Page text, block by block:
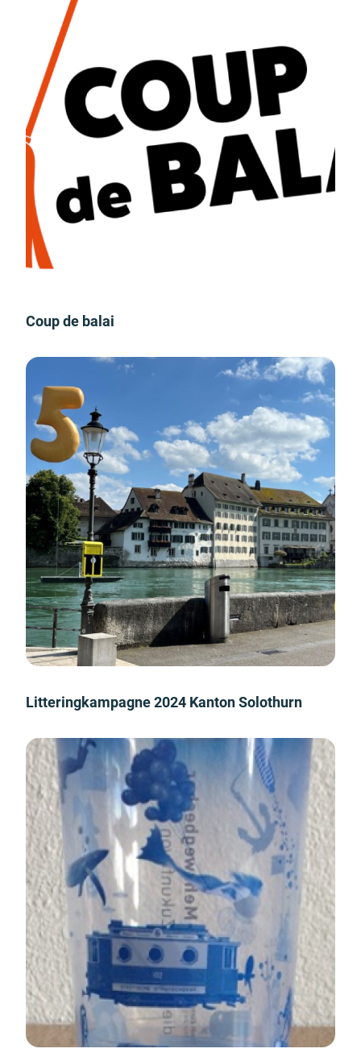
Coup de balai
Litteringkampagne 2024 Kanton Solothurn